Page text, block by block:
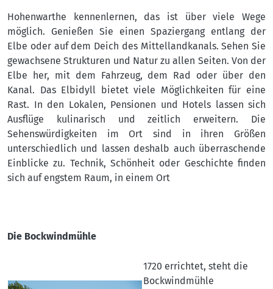
Hohenwarthe kennenlernen, das ist über viele Wege
möglich. Genießen Sie einen Spaziergang entlang der
Elbe oder auf dem Deich des Mittellandkanals. Sehen Sie
gewachsene Strukturen und Natur zu allen Seiten. Von der
Elbe her, mit dem Fahrzeug, dem Rad oder über den
Kanal. Das Elbidyll bietet viele Möglichkeiten für eine
Rast. In den Lokalen, Pensionen und Hotels lassen sich
Ausflüge kulinarisch und zeitlich erweitern. Die
Sehenswürdigkeiten im Ort sind in ihren Größen
unterschiedlich und lassen deshalb auch überraschende
Einblicke zu. Technik, Schönheit oder Geschichte finden
sich auf engstem Raum, in einem Ort
Die Bockwindmühle
1720 errichtet, steht die
Bockwindmühle